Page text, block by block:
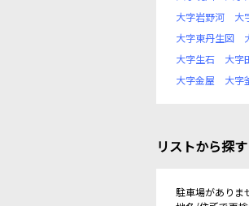
大字岩野河
大
大字東丹生図
大字生石
大字
大字金屋
大字
リストから探す
駐車場がありま